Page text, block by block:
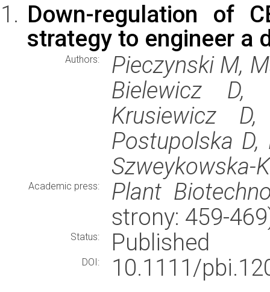
Down-regulation of
strategy to engineer a
Authors:
Pieczynski M,
Bielewicz D,
Krusiewicz
Postupolska
Szweykowska-
Academic press:
Plant
strony: 459-
Status: Published
DOI:
10.1111/